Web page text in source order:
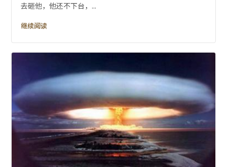
去砸他，他还不下台，...
继续阅读